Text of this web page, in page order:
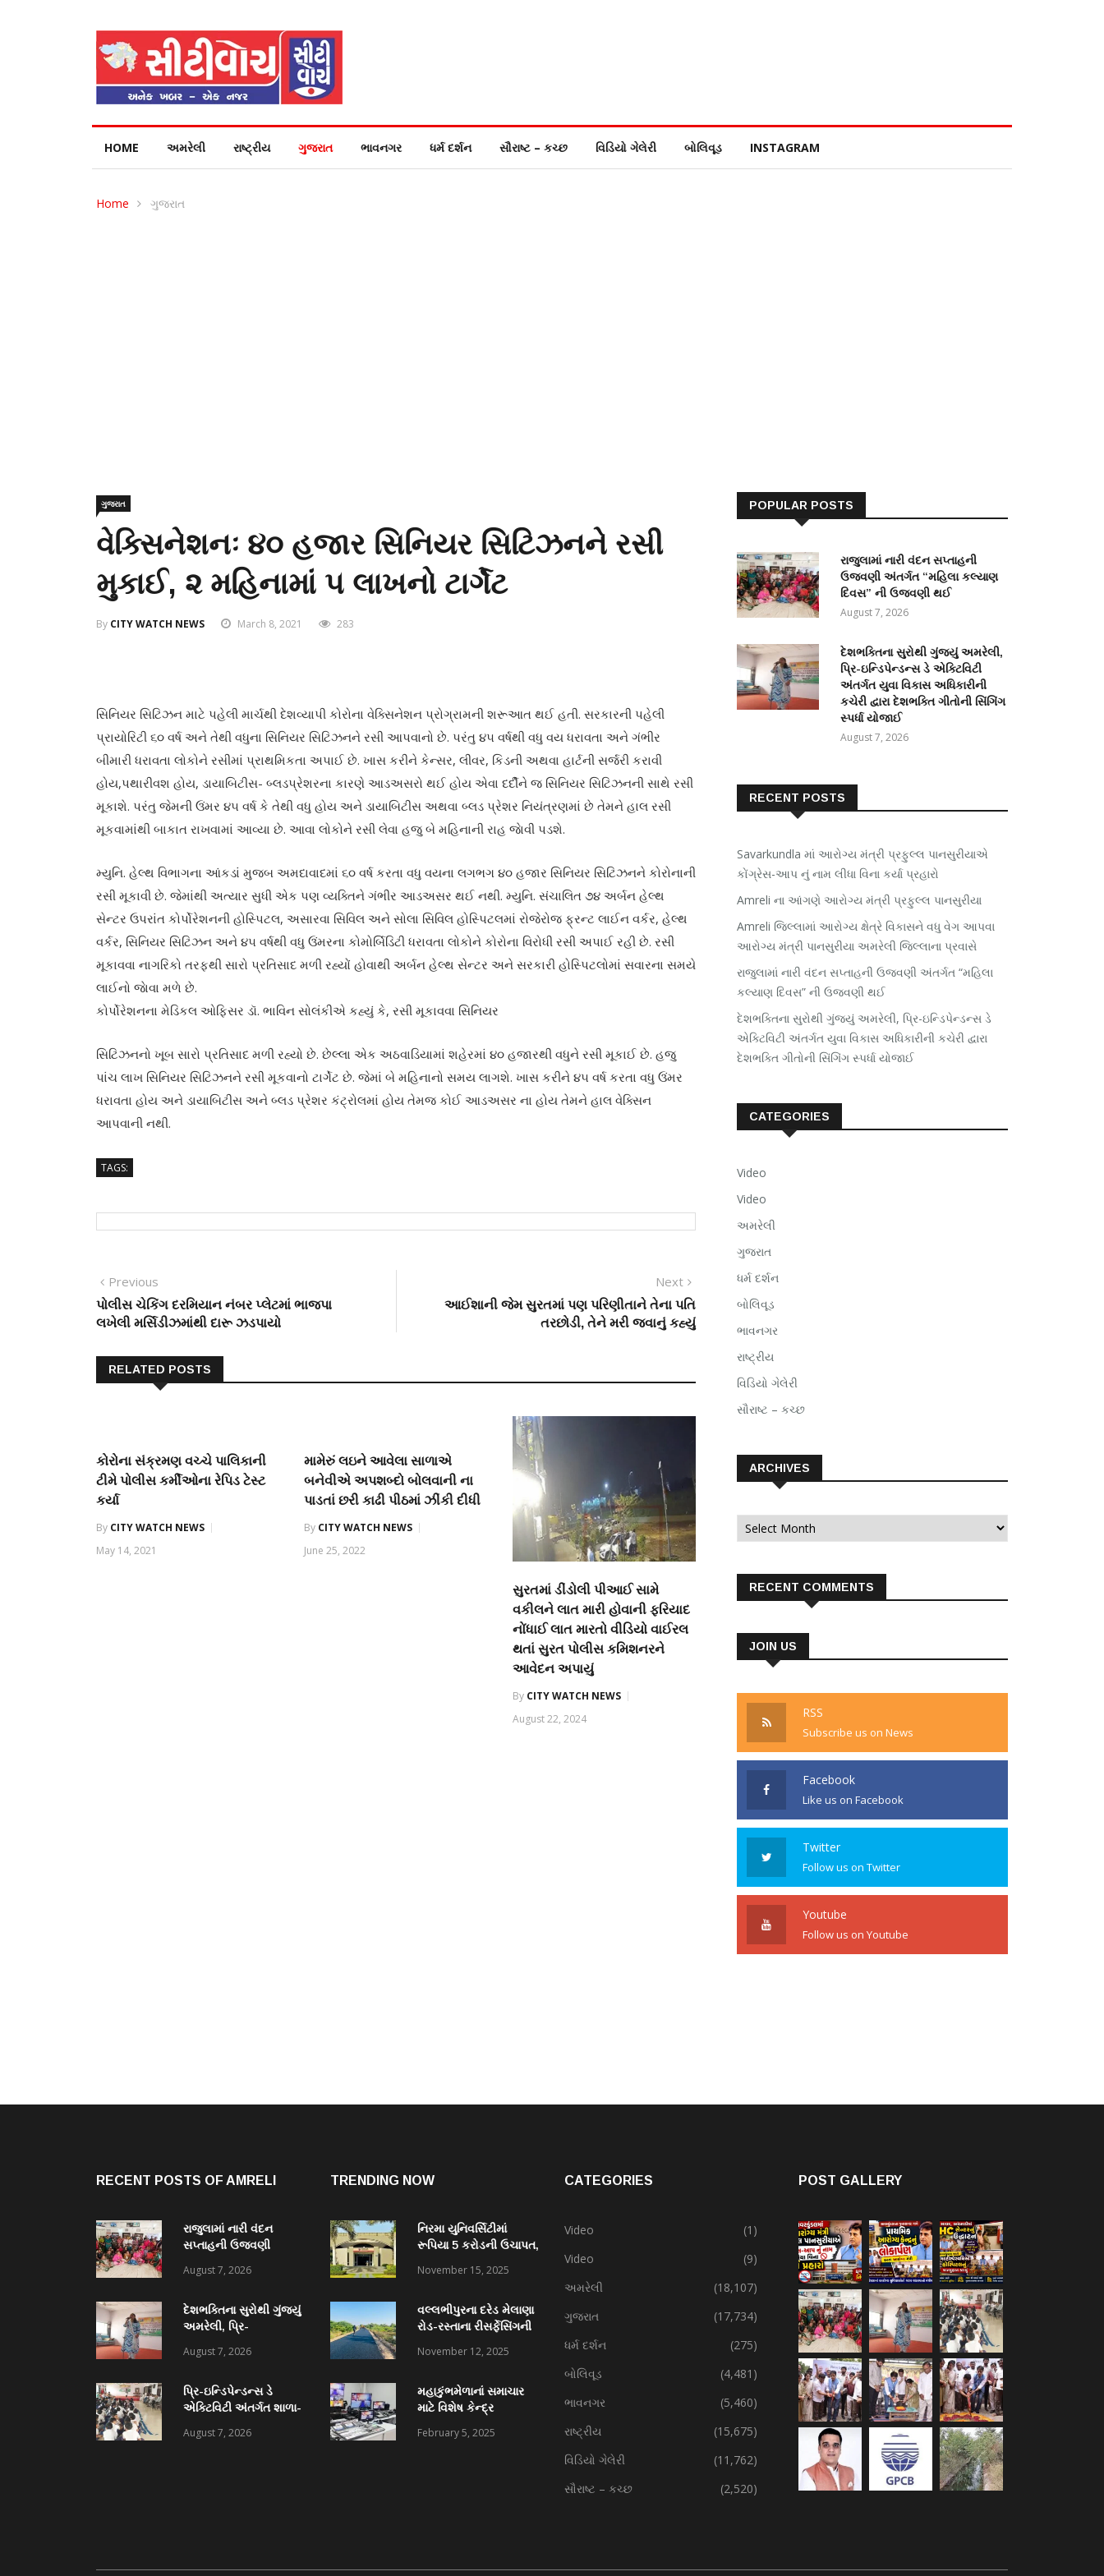
HOME અમરેલી રાષ્ટ્રીય ગુજરાત ભાવનગર ધર્મ દર્શન સૌરાષ્ટ – કચ્છ વિડિયો ગેલેરી બોલિવૂડ INSTAGRAM
Home ગુજરાત
ગુજરાત
વેક્સિનેશનઃ ૪૦ હજાર સિનિયર સિટિઝનને રસી
મુકાઈ, ૨ મહિનામાં ૫ લાખનો ટાર્ગેટ
By CITY WATCH NEWS March 8, 2021 283
સિનિયર સિટિઝન માટે પહેલી માર્ચથી દેશવ્યાપી કોરોના વેક્સિનેશન પ્રોગ્રામની શરૂઆત થઈ હતી. સરકારની પહેલી
પ્રાયોરિટી ૬૦ વર્ષ અને તેથી વધુના સિનિયર સિટિઝનને રસી આપવાનો છે. પરંતુ ૪૫ વર્ષથી વધુ વય ધરાવતા અને ગંભીર
બીમારી ધરાવતા લોકોને રસીમાં પ્રાથમિકતા અપાઈ છે. ખાસ કરીને કેન્સર, લીવર, કિડની અથવા હાર્ટની સર્જરી કરાવી
હોય,પથારીવશ હોય, ડાયાબિટીસ- બ્લડપ્રેશરના કારણે આડઅસરો થઈ હોય એવા દર્દીને જ સિનિયર સિટિઝનની સાથે રસી
મૂકાશે. પરંતુ જેમની ઉંમર ૪૫ વર્ષ કે તેથી વધુ હોય અને ડાયાબિટીસ અથવા બ્લડ પ્રેશર નિયંત્રણમાં છે તેમને હાલ રસી
મૂકવામાંથી બાકાત રાખવામાં આવ્યા છે. આવા લોકોને રસી લેવા હજુ બે મહિનાની રાહ જાેવી પડશે.
મ્યુનિ. હેલ્થ વિભાગના આંકડાં મુજબ અમદાવાદમાં ૬૦ વર્ષ કરતા વધુ વયના લગભગ ૪૦ હજાર સિનિયર સિટિઝનને કોરોનાની
રસી મૂકાવી છે. જેમાંથી અત્યાર સુધી એક પણ વ્યક્તિને ગંભીર આડઅસર થઈ નથી. મ્યુનિ. સંચાલિત ૭૪ અર્બન હેલ્થ
સેન્ટર ઉપરાંત કોર્પોરેશનની હોસ્પિટલ, અસારવા સિવિલ અને સોલા સિવિલ હોસ્પિટલમાં રોજેરોજ ફ્રન્ટ લાઈન વર્કર, હેલ્થ
વર્કર, સિનિયર સિટિઝન અને ૪૫ વર્ષથી વધુ ઉંમરના કોમોર્બિડિટી ધરાવતા લોકોને કોરોના વિરોધી રસી અપાઈ રહી છે. રસી
મૂકાવવા નાગરિકો તરફથી સારો પ્રતિસાદ મળી રહ્યોં હોવાથી અર્બન હેલ્થ સેન્ટર અને સરકારી હોસ્પિટલોમાં સવારના સમયે
લાઈનો જાેવા મળે છે.
કોર્પોરેશનના મેડિકલ ઓફિસર ડૉ. ભાવિન સોલંકીએ કહ્યું કે, રસી મૂકાવવા સિનિયર
સિટિઝનનો ખૂબ સારો પ્રતિસાદ મળી રહ્યો છે. છેલ્લા એક અઠવાડિયામાં શહેરમાં ૪૦ હજારથી વધુને રસી મૂકાઈ છે. હજુ
પાંચ લાખ સિનિયર સિટિઝનને રસી મૂકવાનો ટાર્ગેટ છે. જેમાં બે મહિનાનો સમય લાગશે. ખાસ કરીને ૪૫ વર્ષ કરતા વધુ ઉંમર
ધરાવતા હોય અને ડાયાબિટીસ અને બ્લડ પ્રેશર કંટ્રોલમાં હોય તેમજ કોઈ આડઅસર ના હોય તેમને હાલ વેક્સિન
આપવાની નથી.
TAGS:
Post
navigation
Previous
post:
પોલીસ ચેકિંગ દરમિયાન નંબર પ્લેટમાં ભાજપા
લખેલી મર્સિડીઝમાંથી દારૂ ઝડપાયો
Next
post:
આઈશાની જેમ સુરતમાં પણ પરિણીતાને તેના પતિ
તરછોડી, તેને મરી જવાનું કહ્યું
RELATED POSTS
કોરોના સંક્રમણ વચ્ચે પાલિકાની
ટીમે પોલીસ કર્મીઓના રેપિડ ટેસ્ટ
કર્યા
By CITY WATCH NEWS
May 14, 2021
મામેરું લઇને આવેલા સાળાએ
બનેવીએ અપશબ્દો બોલવાની ના
પાડતાં છરી કાઢી પીઠમાં ઝીંકી દીધી
By CITY WATCH NEWS
June 25, 2022
સુરતમાં ડીંડોલી પીઆઈ સામે
વકીલને લાત મારી હોવાની ફરિયાદ
નોંધાઈ લાત મારતો વીડિયો વાઈરલ
થતાં સુરત પોલીસ કમિશનરને
આવેદન અપાયું
By CITY WATCH NEWS
August 22, 2024
POPULAR POSTS
રાજુલામાં નારી વંદન સપ્તાહની
ઉજવણી અંતર્ગત “મહિલા કલ્યાણ
દિવસ” ની ઉજવણી થઈ
August 7, 2026
દેશભક્તિના સુરોથી ગુંજ્યું અમરેલી,
પ્રિ-ઇન્ડિપેન્ડન્સ ડે એક્ટિવિટી
અંતર્ગત યુવા વિકાસ અધિકારીની
કચેરી દ્વારા દેશભક્તિ ગીતોની સિંગિંગ
સ્પર્ધા યોજાઈ
August 7, 2026
RECENT POSTS
Savarkundla માં આરોગ્ય મંત્રી પ્રફુલ્લ પાનસુરીયાએ
કોંગ્રેસ-આપ નું નામ લીધા વિના કર્યા પ્રહારો
Amreli ના આંગણે આરોગ્ય મંત્રી પ્રફુલ્લ પાનસુરીયા
Amreli જિલ્લામાં આરોગ્ય ક્ષેત્રે વિકાસને વધુ વેગ આપવા
આરોગ્ય મંત્રી પાનસુરીયા અમરેલી જિલ્લાના પ્રવાસે
રાજુલામાં નારી વંદન સપ્તાહની ઉજવણી અંતર્ગત “મહિલા
કલ્યાણ દિવસ” ની ઉજવણી થઈ
દેશભક્તિના સુરોથી ગુંજ્યું અમરેલી, પ્રિ-ઇન્ડિપેન્ડન્સ ડે
એક્ટિવિટી અંતર્ગત યુવા વિકાસ અધિકારીની કચેરી દ્વારા
દેશભક્તિ ગીતોની સિંગિંગ સ્પર્ધા યોજાઈ
CATEGORIES
Video
Video
અમરેલી
ગુજરાત
ધર્મ દર્શન
બોલિવૂડ
ભાવનગર
રાષ્ટ્રીય
વિડિયો ગેલેરી
સૌરાષ્ટ – કચ્છ
ARCHIVES
Archives
RECENT COMMENTS
JOIN US
RSS
Subscribe us on News
Facebook
Like us on Facebook
Twitter
Follow us on Twitter
Youtube
Follow us on Youtube
RECENT POSTS OF AMRELI
રાજુલામાં નારી વંદન
સપ્તાહની ઉજવણી
દિવસ” ની ઉજવણી થઈ
August 7, 2026
દેશભક્તિના સુરોથી ગુંજ્યું
અમરેલી, પ્રિ-
અંતર્ગત યુવા વિકાસ
દેશભક્તિ ગીતોની સિંગિંગ
સ્પર્ધા યોજાઈ
August 7, 2026
પ્રિ-ઇન્ડિપેન્ડન્સ ડે
એક્ટિવિટી અંતર્ગત શાળા-
રંગોળી, નિબંધ, ક્વિઝ
August 7, 2026
TRENDING NOW
નિરમા યુનિવર્સિટીમાં
રૂપિયા 5 કરોડની ઉચાપત,
ફરિયાદ
November 15, 2025
વલ્લભીપુરના દરેડ મેલાણા
રોડ-રસ્તાના રીસર્ફેસિંગની
November 12, 2025
મહાકુંભમેળાનાં સમાચાર
માટે વિશેષ કેન્દ્ર
February 5, 2025
CATEGORIES
Video
(1)
Video
(9)
અમરેલી
(18,107)
ગુજરાત
(17,734)
ધર્મ દર્શન
(275)
બોલિવૂડ
(4,481)
ભાવનગર
(5,460)
રાષ્ટ્રીય
(15,675)
વિડિયો ગેલેરી
(11,762)
સૌરાષ્ટ – કચ્છ
(2,520)
POST GALLERY